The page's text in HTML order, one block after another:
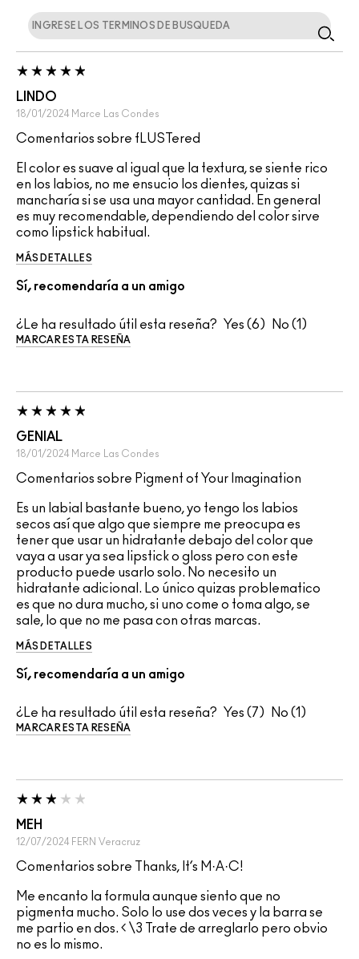
LINDO
18/01/2024 Marce Las Condes
Comentarios sobre fLUSTered
El color es suave al igual que la textura, se siente rico
en los labios, no me ensucio los dientes, quizas si
mancharía si se usa una mayor cantidad. En general
es muy recomendable, dependiendo del color sirve
como lipstick habitual.
MÁS DETALLES
Sí, recomendaría a un amigo
¿Le ha resultado útil esta reseña? 6 1
MARCAR ESTA RESEÑA
GENIAL
18/01/2024 Marce Las Condes
Comentarios sobre Pigment of Your Imagination
Es un labial bastante bueno, yo tengo los labios
secos así que algo que siempre me preocupa es
tener que usar un hidratante debajo del color que
vaya a usar ya sea lipstick o gloss pero con este
producto puede usarlo solo. No necesito un
hidratante adicional. Lo único quizas problematico
es que no dura mucho, si uno come o toma algo, se
sale, lo que no me pasa con otras marcas.
MÁS DETALLES
Sí, recomendaría a un amigo
¿Le ha resultado útil esta reseña? 7 1
MARCAR ESTA RESEÑA
MEH
12/07/2024 FERN Veracruz
Comentarios sobre Thanks, It’s M·A·C!
Me encanto la formula aunque siento que no
pigmenta mucho. Solo lo use dos veces y la barra se
me partio en dos. < \3 Trate de arreglarlo pero obvio
no es lo mismo.